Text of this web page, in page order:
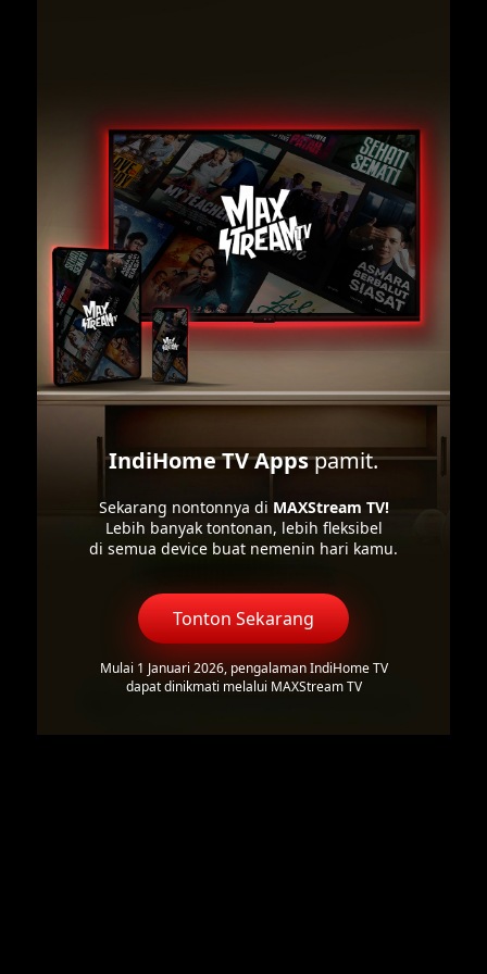
IndiHome TV Appspamit.
Sekarang nontonnya di MAXStream TV!
Lebih banyak tontonan, lebih fleksibel
di semua device buat nemenin hari kamu.
Tonton Sekarang
Mulai 1 Januari 2026, pengalaman IndiHome TV
dapat dinikmati melalui MAXStream TV